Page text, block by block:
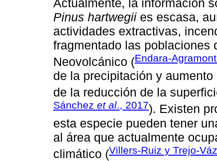
Actualmente, la información
Pinus hartwegii es escasa,
actividades extractivas,
fragmentado las poblaciones
Neovolcánico (Endara-
de la precipitación y
de la reducción de la
Sánchez et al., 2017). Existen
esta especie pueden tener
al área que actualmente
climático (Villers-Ruiz y Trejo-